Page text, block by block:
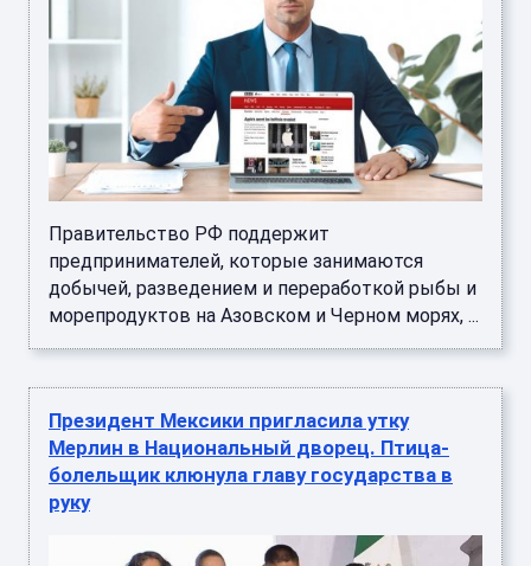
Правительство РФ поддержит
предпринимателей, которые занимаются
добычей, разведением и переработкой рыбы и
морепродуктов на Азовском и Черном морях, ...
Президент Мексики пригласила утку
Мерлин в Национальный дворец. Птица-
болельщик клюнула главу государства в
руку